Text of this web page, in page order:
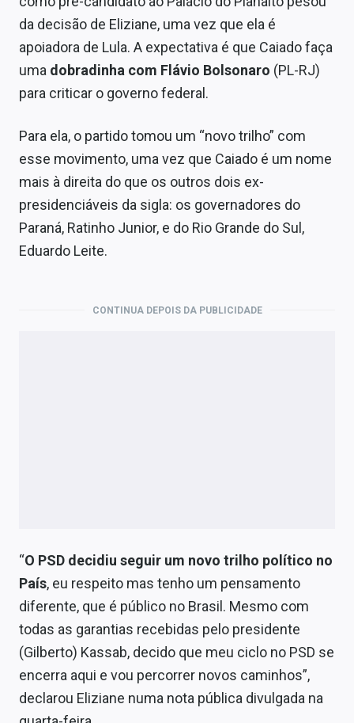
da decisão de Eliziane, uma vez que ela é
apoiadora de Lula. A expectativa é que Caiado faça
uma dobradinha com Flávio Bolsonaro (PL-RJ)
para criticar o governo federal.
Para ela, o partido tomou um “novo trilho” com
esse movimento, uma vez que Caiado é um nome
mais à direita do que os outros dois ex-
presidenciáveis da sigla: os governadores do
Paraná, Ratinho Junior, e do Rio Grande do Sul,
Eduardo Leite.
CONTINUA DEPOIS DA PUBLICIDADE
“O PSD decidiu seguir um novo trilho político no
País, eu respeito mas tenho um pensamento
diferente, que é público no Brasil. Mesmo com
todas as garantias recebidas pelo presidente
(Gilberto) Kassab, decido que meu ciclo no PSD se
encerra aqui e vou percorrer novos caminhos”,
declarou Eliziane numa nota pública divulgada na